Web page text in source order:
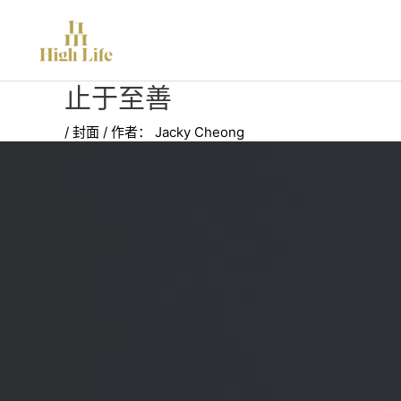
止于至善
/ 封面 / 作者： Jacky Cheong